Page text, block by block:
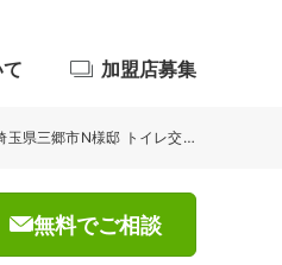
加盟店募集
県三郷市N様邸 トイレ交換工事が完了しました。TOTO ネオレスト
無料でご相談